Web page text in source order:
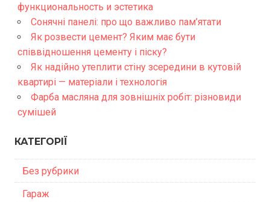
функциональность и эстетика
Сонячні панелі: про що важливо пам’ятати
Як розвести цемент? Яким має бути
співвідношення цементу і піску?
Як надійно утеплити стіну зсередини в кутовій
квартирі — матеріали і технологія
Фарба масляна для зовнішніх робіт: різновиди
сумішей
КАТЕГОРІЇ
Без рубрики
Гараж